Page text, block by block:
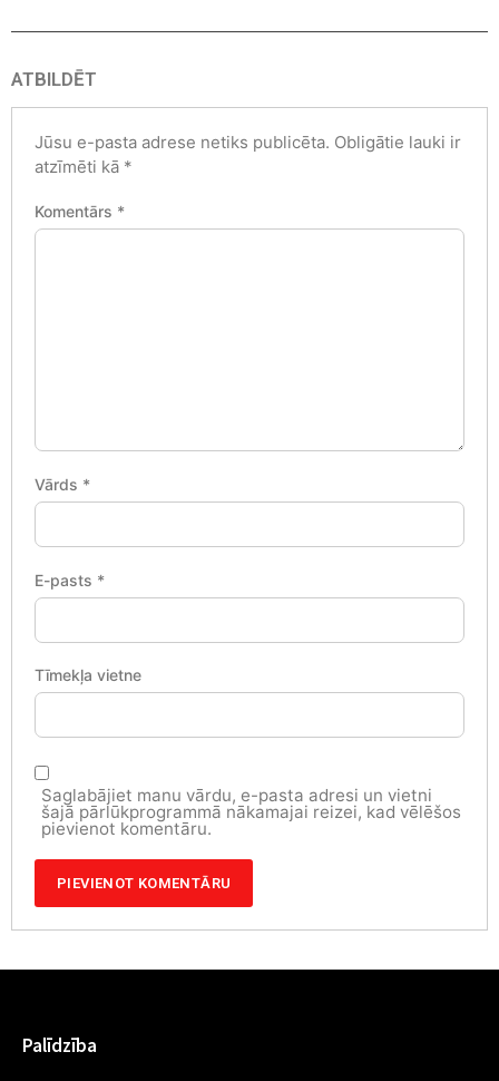
ATBILDĒT
Jūsu e-pasta adrese netiks publicēta. Obligātie lauki ir
atzīmēti kā *
Komentārs *
Vārds *
E-pasts *
Tīmekļa vietne
Saglabājiet manu vārdu, e-pasta adresi un vietni
šajā pārlūkprogrammā nākamajai reizei, kad vēlēšos
pievienot komentāru.
Palīdzība